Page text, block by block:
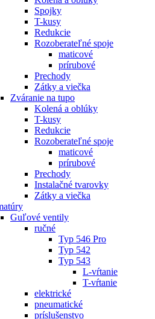
Spojky
T-kusy
Redukcie
Rozoberateľné spoje
maticové
prírubové
Prechody
Zátky a viečka
Zváranie na tupo
Kolená a oblúky
T-kusy
Redukcie
Rozoberateľné spoje
maticové
prírubové
Prechody
Instalačné tvarovky
Zátky a viečka
Guľové ventily
ručné
Typ 546 Pro
Typ 542
Typ 543
L-vŕtanie
T-vŕtanie
elektrické
pneumatické
príslušenstvo